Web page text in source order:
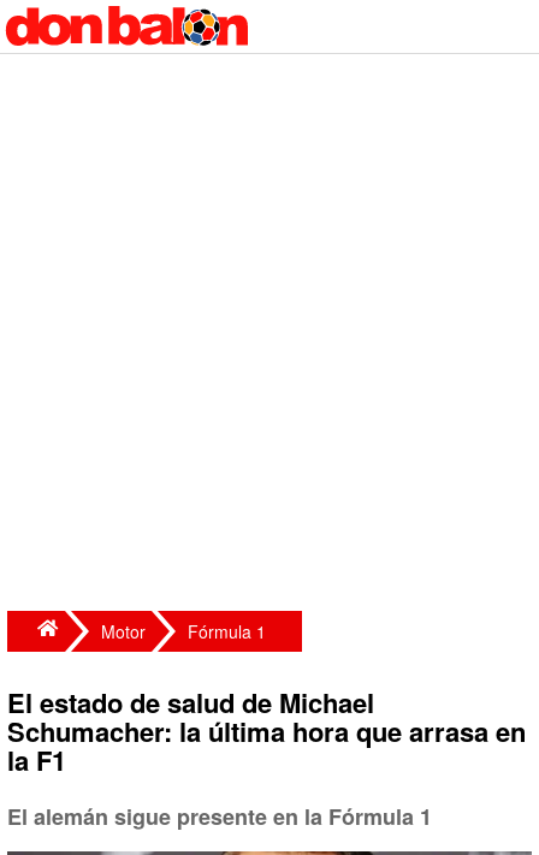
Motor Fórmula 1
El estado de salud de Michael
Schumacher: la última hora que arrasa en
la F1
El alemán sigue presente en la Fórmula 1